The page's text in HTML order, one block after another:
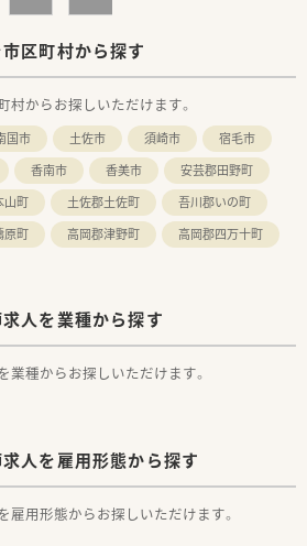
店舗デザインなどの決定権があるケースも
の高い社風でございます。
みやシフトのご要望なども、ご相談がしやす
多数あり、女性にとっても働きやすい会社
就任される薬剤師様がいらっしゃたりと、
ップを目指す方には、多くのチャンスがござ
やりがいのある環境となります。新規OPEN
配属なども可能となります。
い！というご希望があれば複数店舗の掛け
異動希望などの希望についても、柔軟に対応
っておりまして、まずは店舗の管理薬剤師様
、ノウハウを学び、フランチャイズ契約では
で開業となります。独立後も経営面でのご相
報の提供・グループ研修会への参加も可能で
見舞金や健康診断の費用負担、お薬代のサ
ど様々な福利厚生もご用意されています。
区町村から探す
からお探しいただけます。
国市 土佐市 須崎市
宿毛市
香南市 香美市
安芸郡田野町
山町 土佐郡土佐町
吾川郡いの町
原町 高岡郡津野町
高岡郡四万十町
人を業種から探す
種からお探しいただけます。
人を雇用形態から探す
用形態からお探しいただけます。